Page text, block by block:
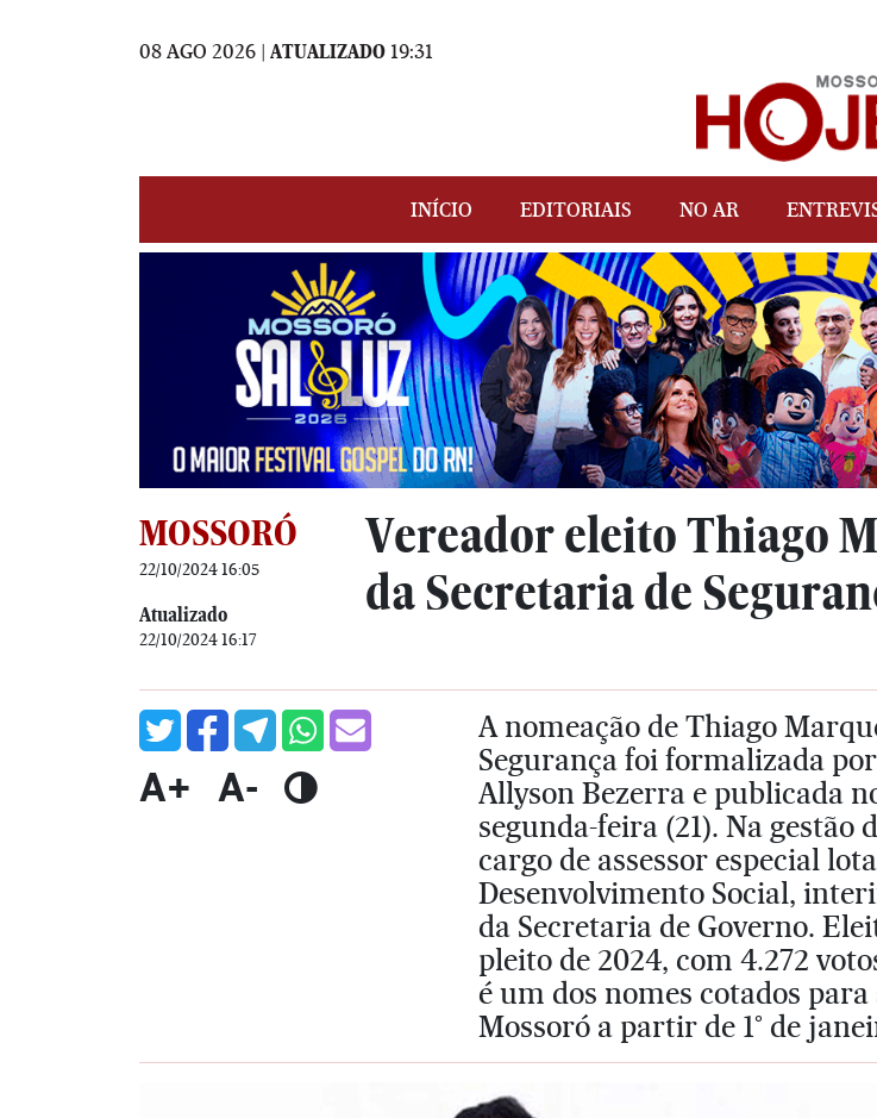
08 AGO 2026 | ATUALIZADO 19:31
INÍCIO EDITORIAIS NO AR
MOSSORÓ
22/10/2024 16:05
Atualizado
22/10/2024 16:17
Vereador eleito Thiago
da Secretaria de
A+ A-
A nomeação de Thiago
Segurança foi formalizada
Allyson Bezerra e publicada
segunda-feira (21). Na
cargo de assessor especial
Desenvolvimento Social,
da Secretaria de Governo.
pleito de 2024, com 4.272
é um dos nomes cotados
Mossoró a partir de 1° de